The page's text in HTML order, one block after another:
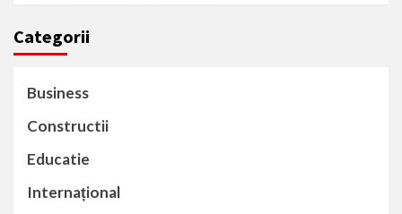
Categorii
Business
Constructii
Educatie
Internațional